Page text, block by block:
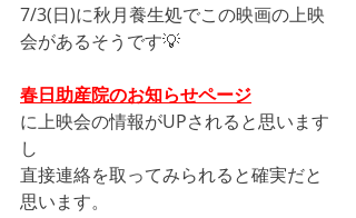
7/3(日)に秋月養生処でこの映画の上映
会があるそうです💡
春日助産院のお知らせページ
に上映会の情報がUPされると思います
し
直接連絡を取ってみられると確実だと
思います。